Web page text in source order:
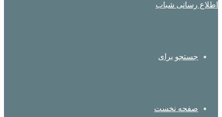
اطلاع رسانی شباب
جستجو برای
صفحه نخست